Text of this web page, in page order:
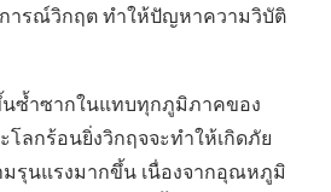
ารณ์วิกฤต ทำให้ปัญหาความวิบัติ
ซ้ำซากในแทบทุกภูมิภาคของ
โลกร้อนยิ่งวิกฤจจะทำให้เกิดภัย
รุนแรงมากขึ้น เนื่องจากอุณหภูมิ